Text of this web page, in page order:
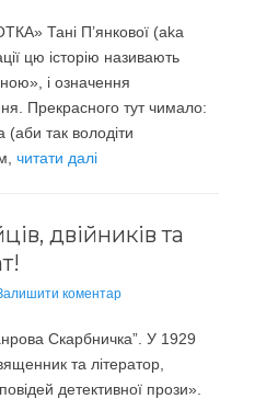
Тані П’янкової (aka
цю історію називають
і означення
Прекрасного тут чимало:
так володіти
читати далі
двійників та
коментар
Скарбничка”. У 1929
та літератор,
детективної прози».